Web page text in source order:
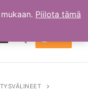
Piilota tämä